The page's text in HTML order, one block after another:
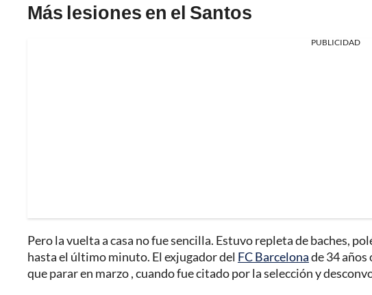
Más lesiones en el Santos
PUBLICIDAD
Pero la vuelta a casa no fue sencilla. Estuvo repleta de baches,
hasta el último minuto. El exjugador del FC Barcelonade 34
que parar en marzo , cuando fue citado por la selección y